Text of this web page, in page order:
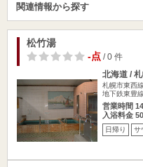
関連情報から探す
松竹湯
-点/ 0 件
北海道 /
札幌市東西
地下鉄東豊
営業時間
入浴料金
日帰り サ